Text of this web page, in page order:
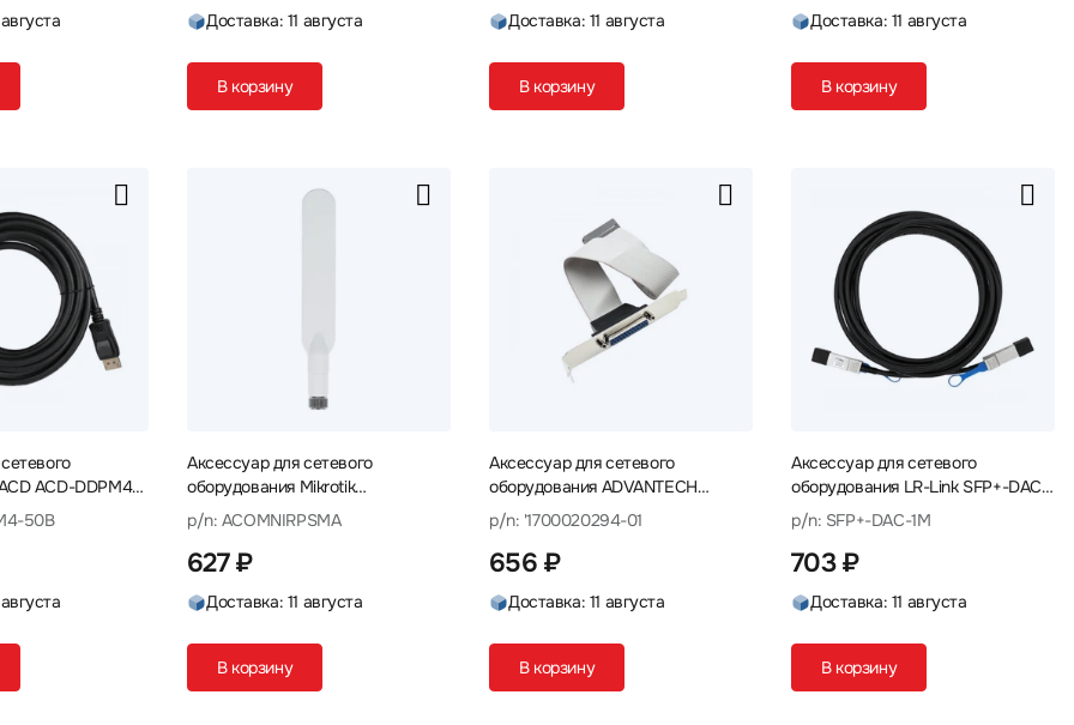
Доставка: 11 августа
В корзину
Доставка: 11 августа
В корзину
Доставка: 11 августа
В корзину
ACD-DDPM4-
50B
Аксессуар для сетевого
оборудования Mikrotik
ACOMNIRPSMA Антенна
p/n: ACOMNIRPSMA
627 ₽
Доставка: 11 августа
В корзину
Аксессуар для сетевого
оборудования ADVANTECH
1700020294-01 '1700020294-01
Кабель
p/n: '1700020294-01
656 ₽
Доставка: 11 августа
В корзину
Аксессуар для сетевого
оборудования LR-Link SFP+-DAC-
1M Кабель
p/n: SFP+-DAC-1M
703 ₽
Доставка: 11 августа
В корзину